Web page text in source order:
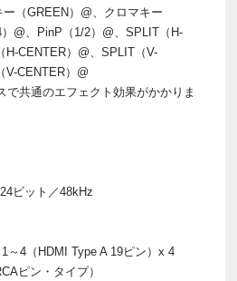
ー（GREEN）@、クロマキー
）@、PinP（1/2）@、SPLIT（H-
H-CENTER）@、SPLIT（V-
V-CENTER）@
共通のエフェクト効果がかかりま
ビット／48kHz
～4（HDMI Type A 19ピン）x 4
ピン・タイプ）